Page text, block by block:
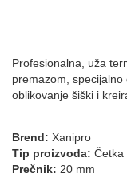
Profesionalna, uža
premazom,
oblikovanje šiški i
Brend: Xanipro
Tip proizvoda: Četka
Prečnik: 20 mm